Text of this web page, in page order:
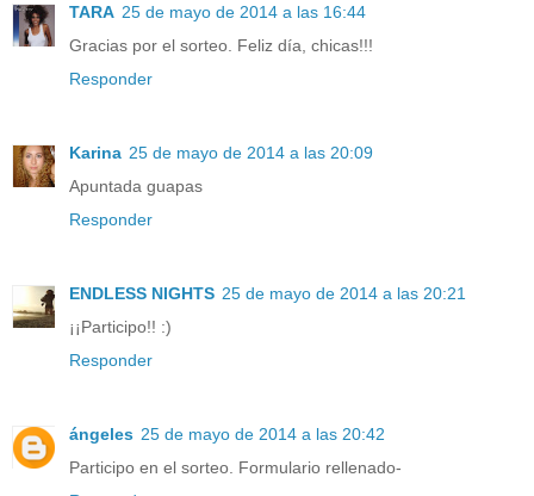
TARA 25 de mayo de 2014 a las 16:44
Gracias por el sorteo. Feliz día, chicas!!!
Responder
Karina 25 de mayo de 2014 a las 20:09
Apuntada guapas
Responder
ENDLESS NIGHTS 25 de mayo de 2014 a las 20:21
¡¡Participo!! :)
Responder
ángeles 25 de mayo de 2014 a las 20:42
Participo en el sorteo. Formulario rellenado-